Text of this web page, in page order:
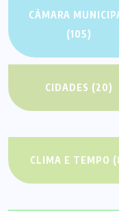
CÂMARA
(105)
CIDADES (20)
CLIMA E TEMPO